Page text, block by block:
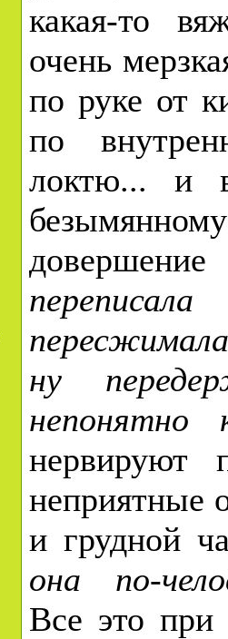
какая-то
очень
по руке от
по
локтю... и
ну
нервируют
неприятные
и грудной
она по-
Все это при